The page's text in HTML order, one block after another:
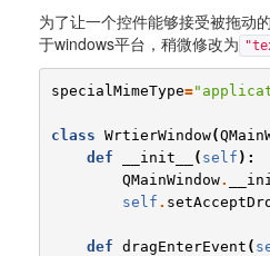
为了让一个控件能够接受被拖动
于windows平台，稍微修改为
specialMimeType=
class WrtierWindow(
def
__init__ ( self ):
QMainWindow.
self .
def dragEnterEvent (